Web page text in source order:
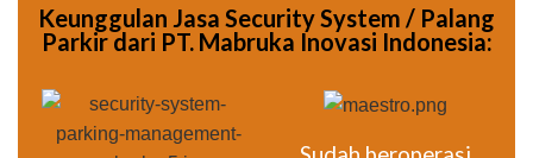
Keunggulan Jasa Security System / Palang
Parkir dari PT. Mabruka Inovasi Indonesia: